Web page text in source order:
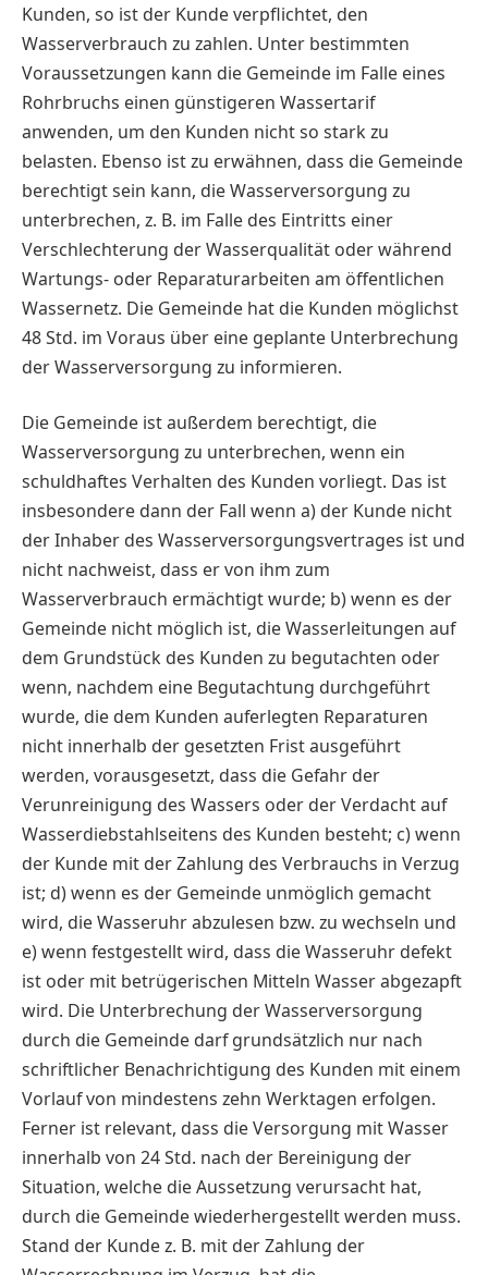
Kunden, so ist der Kunde verpflichtet, den
Wasserverbrauch zu zahlen. Unter bestimmten
Voraussetzungen kann die Gemeinde im Falle eines
Rohrbruchs einen günstigeren Wassertarif
anwenden, um den Kunden nicht so stark zu
belasten. Ebenso ist zu erwähnen, dass die Gemeinde
berechtigt sein kann, die Wasserversorgung zu
unterbrechen, z. B. im Falle des Eintritts einer
Verschlechterung der Wasserqualität oder während
Wartungs- oder Reparaturarbeiten am öffentlichen
Wassernetz. Die Gemeinde hat die Kunden möglichst
48 Std. im Voraus über eine geplante Unterbrechung
der Wasserversorgung zu informieren.
Die Gemeinde ist außerdem berechtigt, die
Wasserversorgung zu unterbrechen, wenn ein
schuldhaftes Verhalten des Kunden vorliegt. Das ist
insbesondere dann der Fall wenn a) der Kunde nicht
der Inhaber des Wasserversorgungsvertrages ist und
nicht nachweist, dass er von ihm zum
Wasserverbrauch ermächtigt wurde; b) wenn es der
Gemeinde nicht möglich ist, die Wasserleitungen auf
dem Grundstück des Kunden zu begutachten oder
wenn, nachdem eine Begutachtung durchgeführt
wurde, die dem Kunden auferlegten Reparaturen
nicht innerhalb der gesetzten Frist ausgeführt
werden, vorausgesetzt, dass die Gefahr der
Verunreinigung des Wassers oder der Verdacht auf
Wasserdiebstahlseitens des Kunden besteht; c) wenn
der Kunde mit der Zahlung des Verbrauchs in Verzug
ist; d) wenn es der Gemeinde unmöglich gemacht
wird, die Wasseruhr abzulesen bzw. zu wechseln und
e) wenn festgestellt wird, dass die Wasseruhr defekt
ist oder mit betrügerischen Mitteln Wasser abgezapft
wird. Die Unterbrechung der Wasserversorgung
durch die Gemeinde darf grundsätzlich nur nach
schriftlicher Benachrichtigung des Kunden mit einem
Vorlauf von mindestens zehn Werktagen erfolgen.
Ferner ist relevant, dass die Versorgung mit Wasser
innerhalb von 24 Std. nach der Bereinigung der
Situation, welche die Aussetzung verursacht hat,
durch die Gemeinde wiederhergestellt werden muss.
Stand der Kunde z. B. mit der Zahlung der